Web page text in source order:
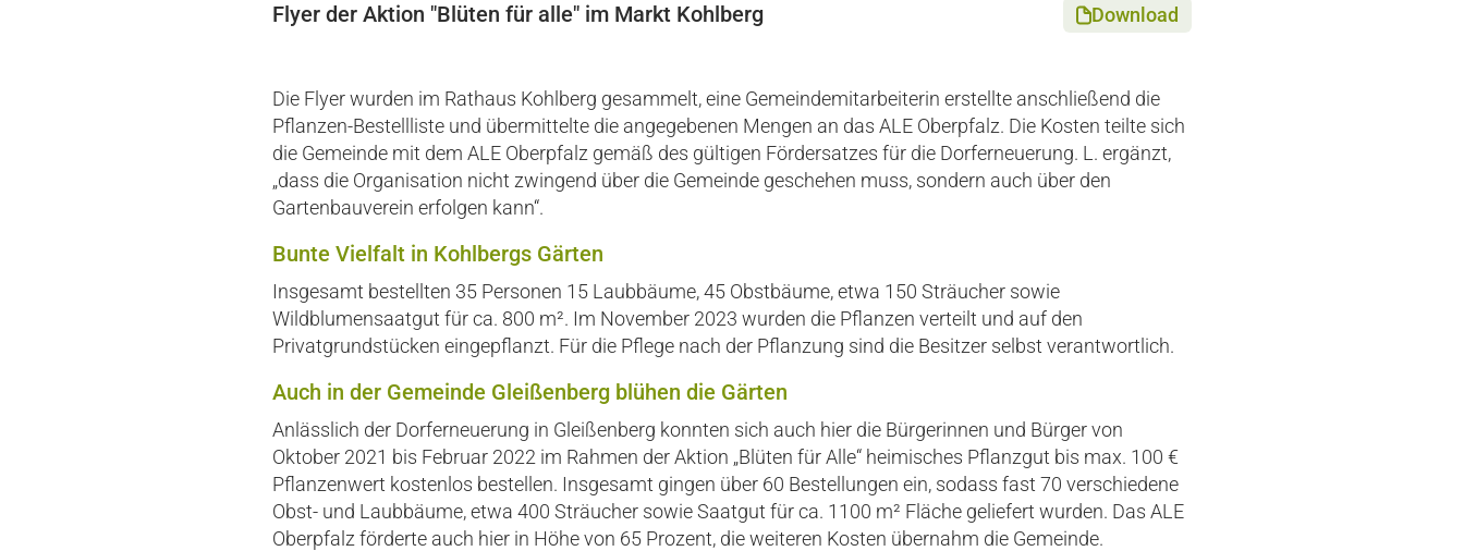
Flyer der Aktion "Blüten für alle" im Markt Kohlberg Download
Die Flyer wurden im Rathaus Kohlberg gesammelt, eine Gemeindemitarbeiterin erstellte anschließend die
Pflanzen-Bestellliste und übermittelte die angegebenen Mengen an das ALE Oberpfalz. Die Kosten teilte sich
die Gemeinde mit dem ALE Oberpfalz gemäß des gültigen Fördersatzes für die Dorferneuerung. L. ergänzt,
„dass die Organisation nicht zwingend über die Gemeinde geschehen muss, sondern auch über den
Gartenbauverein erfolgen kann“.
Bunte Vielfalt in Kohlbergs Gärten
Insgesamt bestellten 35 Personen 15 Laubbäume, 45 Obstbäume, etwa 150 Sträucher sowie
Wildblumensaatgut für ca. 800 m². Im November 2023 wurden die Pflanzen verteilt und auf den
Privatgrundstücken eingepflanzt. Für die Pflege nach der Pflanzung sind die Besitzer selbst verantwortlich.
Auch in der Gemeinde Gleißenberg blühen die Gärten
Anlässlich der Dorferneuerung in Gleißenberg konnten sich auch hier die Bürgerinnen und Bürger von
Oktober 2021 bis Februar 2022 im Rahmen der Aktion „Blüten für Alle“ heimisches Pflanzgut bis max. 100 €
Pflanzenwert kostenlos bestellen. Insgesamt gingen über 60 Bestellungen ein, sodass fast 70 verschiedene
Obst- und Laubbäume, etwa 400 Sträucher sowie Saatgut für ca. 1100 m² Fläche geliefert wurden. Das ALE
Oberpfalz förderte auch hier in Höhe von 65 Prozent, die weiteren Kosten übernahm die Gemeinde.